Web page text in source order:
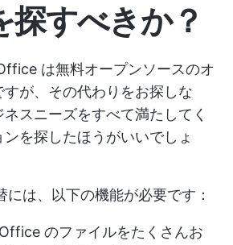
探すべきか？
は無料オープンソースのオ
すが、その代わりをお探しな
スニーズをすべて満たしてく
を探したほうがいいでしょ
は、以下の機能が必要です：
のファイルをたくさんお